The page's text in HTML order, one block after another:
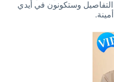
التفاصيل وستكونون في أيدي
أمينة.